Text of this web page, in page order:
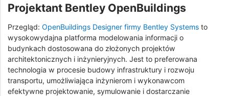
Projektant Bentley OpenBuildings
Przegląd: OpenBuildings Designer firmy Bentley Systems to
wysokowydajna platforma modelowania informacji o
budynkach dostosowana do złożonych projektów
architektonicznych i inżynieryjnych. Jest to preferowana
technologia w procesie budowy infrastruktury i rozwoju
transportu, umożliwiająca inżynierom i wykonawcom
efektywne projektowanie, symulowanie i dostarczanie